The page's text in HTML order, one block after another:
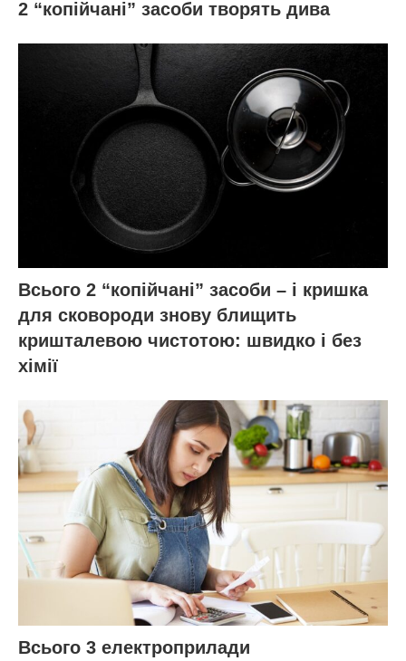
2 “копійчані” засоби творять дива
Всього 2 “копійчані” засоби – і кришка
для сковороди знову блищить
кришталевою чистотою: швидко і без
хімії
Всього 3 електроприлади